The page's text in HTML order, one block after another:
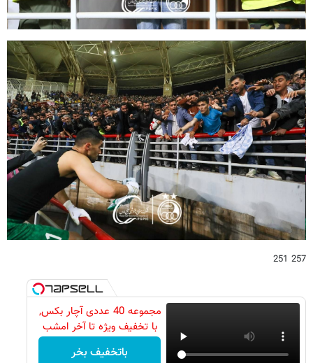
257 251
مجموعه 40 عددی آچار بکس,
با تخفیف ویژه تا آخر امشب
باتخفیف بخر